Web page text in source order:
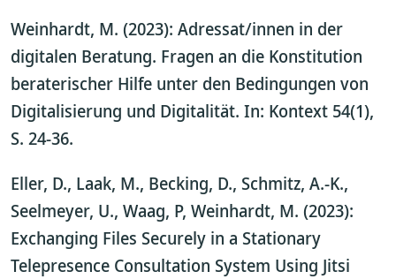
Weinhardt, M. (2023): Adressat/innen in der
digitalen Beratung. Fragen an die Konstitution
beraterischer Hilfe unter den Bedingungen von
Digitalisierung und Digitalität. In: Kontext 54(1),
S. 24-36.
Eller, D., Laak, M., Becking, D., Schmitz, A.-K.,
Seelmeyer, U., Waag, P, Weinhardt, M. (2023):
Exchanging Files Securely in a Stationary
Telepresence Consultation System Using Jitsi